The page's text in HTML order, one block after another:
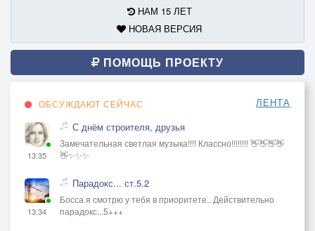
НАМ 15 ЛЕТ
НОВАЯ ВЕРСИЯ
ПОМОЩЬ ПРОЕКТУ
ОБСУЖДАЮТ СЕЙЧАС ЛЕНТА
13:35
С днём строителя, друзья
Замечательная светлая музыка!!!! Классно!!!!!!!! 👋👋👋👋
👋✨✨✨
13:34
Парадокс... ст.5.2
Босса я смотрю у тебя в приоритете.. Действительно
парадокс...5+++